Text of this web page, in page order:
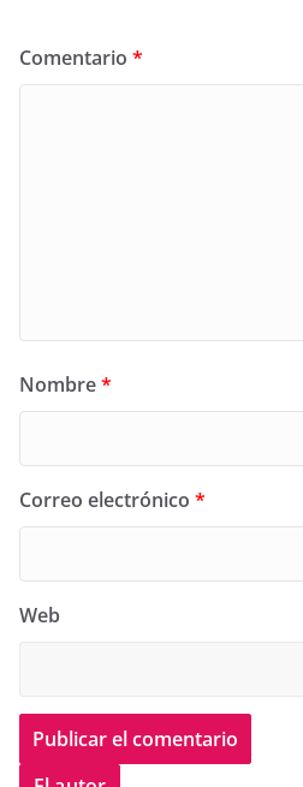
Comentario *
Nombre*
Correo electrónico *
Web